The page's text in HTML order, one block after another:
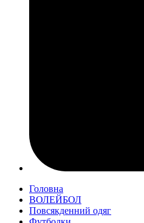
Головна
ВОЛЕЙБОЛ
Повсякденний одяг